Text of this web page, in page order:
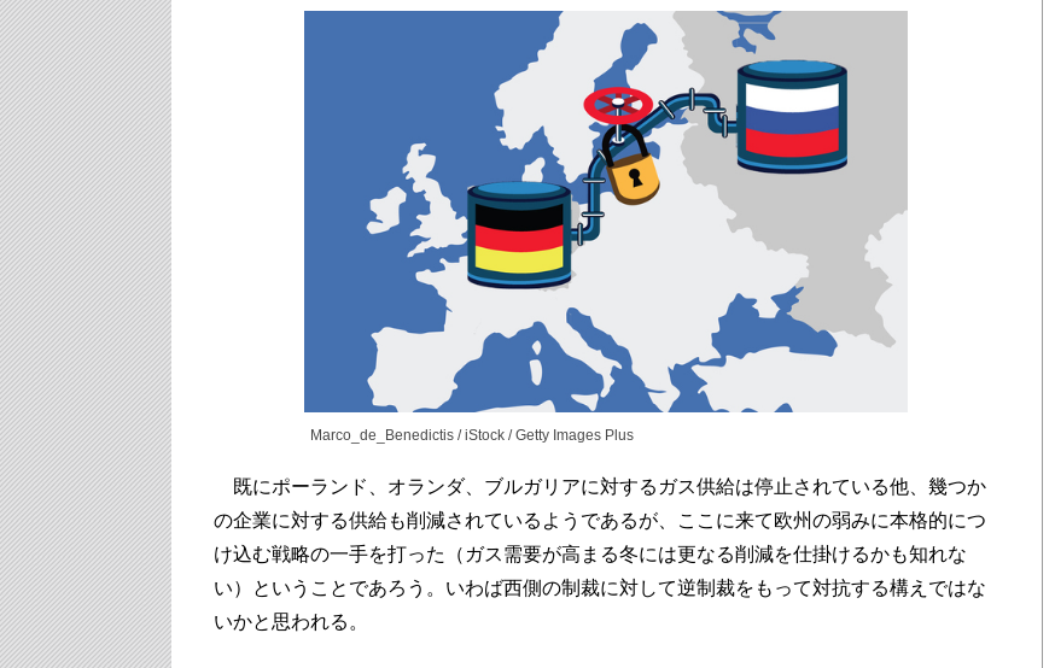
Marco_de_Benedictis / iStock / Getty Images Plus
既にポーランド、オランダ、ブルガリアに対するガス供給は停止されている他、幾つか
の企業に対する供給も削減されているようであるが、ここに来て欧州の弱みに本格的につ
け込む戦略の一手を打った（ガス需要が高まる冬には更なる削減を仕掛けるかも知れな
い）ということであろう。いわば西側の制裁に対して逆制裁をもって対抗する構えではな
いかと思われる。